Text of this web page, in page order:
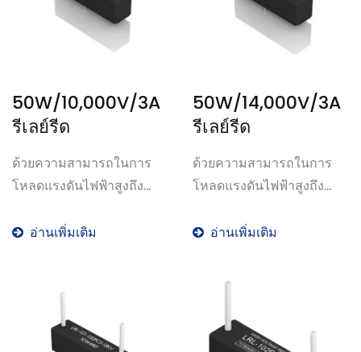
50W/10,000V/3A
รีเลย์รีด
ด้วยความสามารถในการ
โหลดแรงดันไฟฟ้าสูงถึง...
อ่านเพิ่มเติม
50W/14,000V/3A
รีเลย์รีด
ด้วยความสามารถในการ
โหลดแรงดันไฟฟ้าสูงถึง...
อ่านเพิ่มเติม